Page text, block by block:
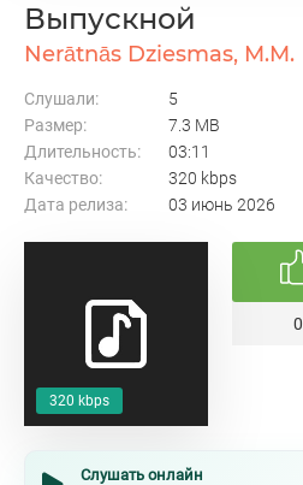
320 kbps
Выпускной
Nerātnās Dziesmas, M.M.
Слушали:
5
Размер:
7.3 MB
Длительность:
03:11
Качество:
320 kbps
Дата релиза:
03 июнь 2026
0
Слушать онлайн